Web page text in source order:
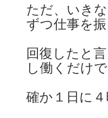
ただ、いき
ずつ仕事を
回復したと
し働くだけ
確か１日に